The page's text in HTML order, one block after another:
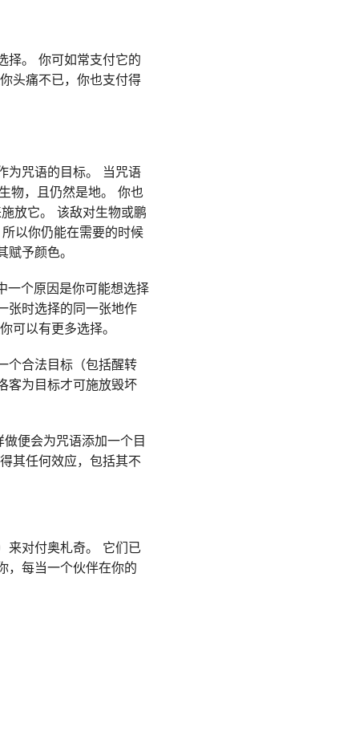
择。 你可如常支付它的
头痛不已，你也支付得
为咒语的目标。 当咒语
物，且仍然是地。 你也
放它。 该敌对生物或鹏
以你仍能在需要的时候
予颜色。
一个原因是你可能想选择
张时选择的同一张地作
可以有更多选择。
个合法目标（包括醒转
客为目标才可施放毁坏
便会为咒语添加一个目
其任何效应，包括其不
来对付奥札奇。 它们已
，每当一个伙伴在你的